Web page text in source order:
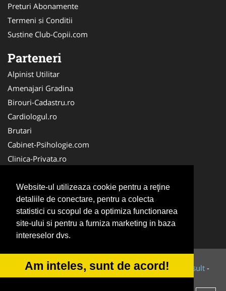
Website-ul utilizeaza cookie pentru a reţine
detaliile de conectare, pentru a colecta
statistici cu scopul de a optimiza functionarea
site-ului si pentru a furniza marketing in baza
intereselor dvs.
Am inteles, sunt de acord!
Preturi Abonamente
Termeni si Conditii
Sustine Club-Copii.com
Parteneri
Alpinist Utilitar
Amenajari Gradina
Birouri-Cadastru.ro
Cardiologul.ro
Brutari
Cabinet-Psihologie.com
Clinica-Privata.ro
Cabinet-Individual.ro
CentruInchirieri.ro
Echipamente Romania
MedicAcupunctura.ro
© 2014-2026 Powered byVilonMedia&Tokaido Consult -
ANPC SOL